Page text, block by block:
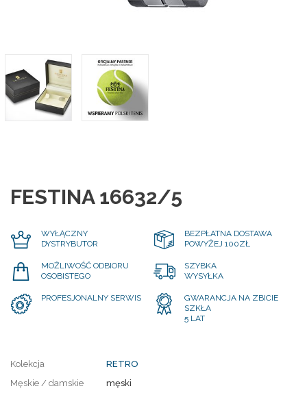
FESTINA 16632/5
WYŁĄCZNY
DYSTRYBUTOR
BEZPŁATNA DOSTAWA
POWYŻEJ 100ZŁ
MOŻLIWOŚĆ ODBIORU
OSOBISTEGO
SZYBKA
WYSYŁKA
PROFESJONALNY SERWIS
GWARANCJA NA ZBICIE
SZKŁA
5 LAT
Kolekcja
RETRO
Męskie / damskie
męski